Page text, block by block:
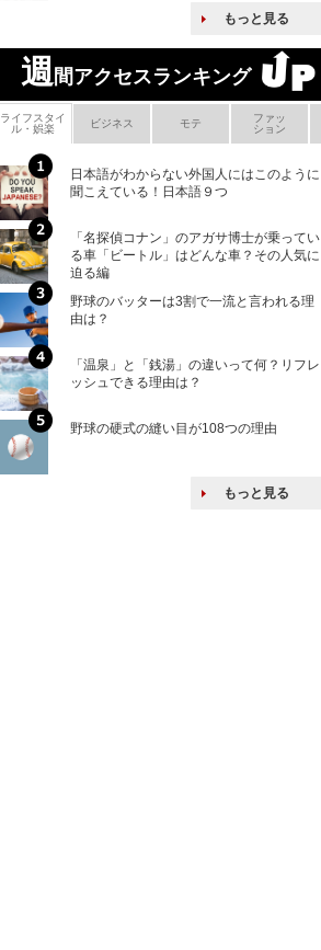
もっと見る
週間アクセスランキング
ライフスタイ
ル・娯楽
ビジネス モテ
ファッ
ション
日本語がわからない外国人にはこのように
聞こえている！日本語９つ
「名探偵コナン」のアガサ博士が乗ってい
る車「ビートル」はどんな車？その人気に
迫る編
野球のバッターは3割で一流と言われる理
由は？
「温泉」と「銭湯」の違いって何？リフレ
ッシュできる理由は？
野球の硬式の縫い目が108つの理由
もっと見る